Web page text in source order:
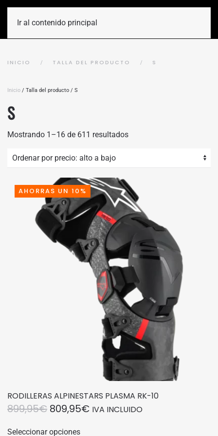
Ir al contenido principal
INICIO TALLA DEL PRODUCTO S
Inicio / Talla del producto / S
S
Mostrando 1–16 de 611 resultadosOrdenado
a
AHORRAS UN 10%
RODILLERAS ALPINESTARS PLASMA RK-10
899,95€ EL
809,95€EL
IVA INCLUIDO
Seleccionar opciones